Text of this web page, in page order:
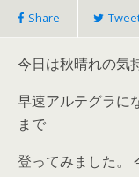
Share
今日は秋晴れの気
早速アルテグラに
まで
登ってみました。